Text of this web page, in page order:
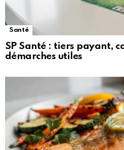
Santé
SP Santé : tiers payant,
démarches utiles